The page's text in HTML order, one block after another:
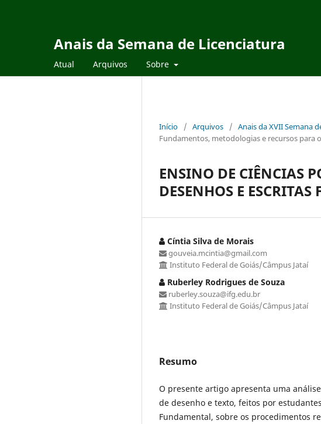
Anais da Semana de Licenciatura
Atual Arquivos Sobre
Início / Arquivos / Anais da XVII Semana
Fundamentos, metodologias e recursos para
ENSINO DE CIÊNCIAS
DESENHOS E
Cíntia Silva de Morais
gouveia.mcintia@gmail.com
Instituto Federal de Goiás/Câmpus Jataí
Ruberley Rodrigues de Souza
ruberley.souza@ifg.edu.br
Instituto Federal de Goiás/Câmpus Jataí
Resumo
O presente artigo apresenta uma
de desenho e texto, feitos por
Fundamental, sobre os procedimentos